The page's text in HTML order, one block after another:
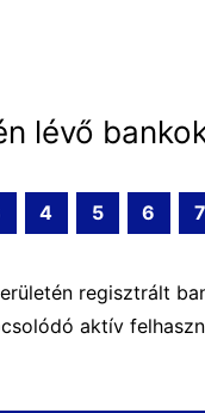
lévő
4 5 6 7
regisztrált
aktív